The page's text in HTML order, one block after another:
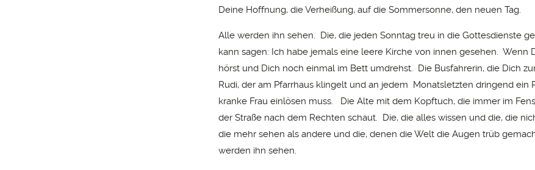
Deine Hoffnung, die Verheißung, auf die Sommersonne, den neuen Tag.
Alle werden ihn sehen. Die, die jeden Sonntag treu in die Gottesdienste
kann sagen: Ich habe jemals eine leere Kirche von innen gesehen. Wenn
hörst und Dich noch einmal im Bett umdrehst. Die Busfahrerin, die Dich
Rudi, der am Pfarrhaus klingelt und an jedem Monatsletzten dringend ein
kranke Frau einlösen muss. Die Alte mit dem Kopftuch, die immer im
der Straße nach dem Rechten schaut. Die, die alles wissen und die, die
die mehr sehen als andere und die, denen die Welt die Augen trüb
werden ihn sehen.